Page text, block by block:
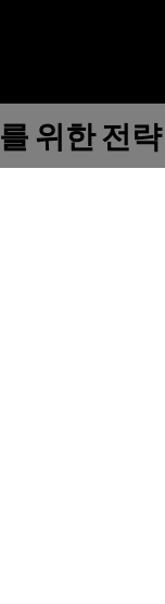
위한 전략